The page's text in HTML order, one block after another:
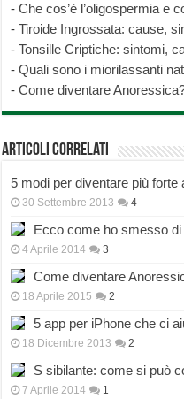
-Che cos’è l’oligospermia e
-Tiroide Ingrossata: cause,
-Tonsille Criptiche: sintomi,
-Quali sono i miorilassanti
-Come diventare
Articoli correlati
5 modi per diventare più forte
30 Settembre 2013 4
Ecco come ho smesso
4 Aprile 2014 3
Come diventare
18 Aprile 2015 2
5 app per iPhone che ci
18 Dicembre 2013 2
S sibilante: come si può
7 Aprile 2014 1